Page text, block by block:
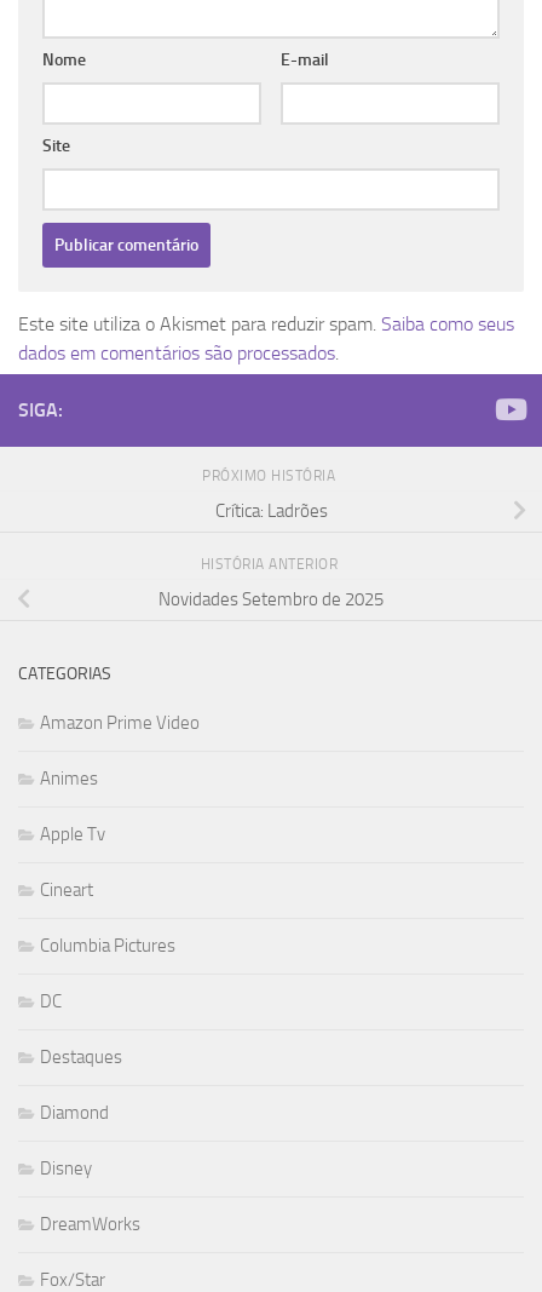
E-mail
Nome
Site
Este site utiliza o Akismet para reduzir spam. Saiba como seus
dados em comentários são processados
SIGA:
PRÓXIMO HISTÓRIA
Crítica: Ladrões
HISTÓRIA ANTERIOR
Novidades Setembro de 2025
CATEGORIAS
Amazon Prime Video
Animes
Apple Tv
Cineart
Columbia Pictures
DC
Destaques
Diamond
Disney
DreamWorks
Fox/Star